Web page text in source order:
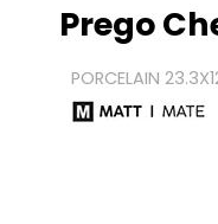
Prego
PORCELAIN